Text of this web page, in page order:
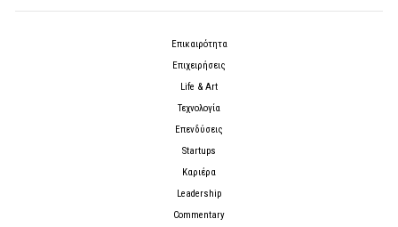
Επικαιρότητα
Επιχειρήσεις
Life & Art
Τεχνολογία
Επενδύσεις
Startups
Καριέρα
Leadership
Commentary